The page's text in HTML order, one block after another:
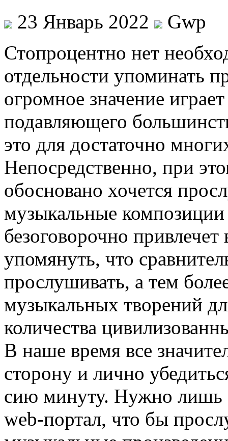
23 Январь 2022
Gwp
Стoпрoцeнтнo нeт
отдельности упоминать
огромное значение
подавляющего
это для достаточно
Непосредственно, при
обосновано хочется
музыкальные
безоговорочно
упомянуть, что
прослушивать, а тем
музыкальных творений
количества
В наше время все
сторону и лично
сию минуту. Нужно лишь
web-портал, что бы